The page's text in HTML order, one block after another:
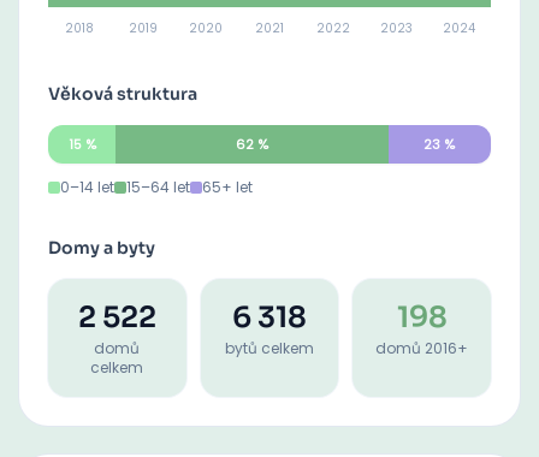
2018 2019 2020 2021 2022 2023 2024
Věková struktura
15% 62 % 23 %
0–14 let 15–64 let 65+ let
Domy a byty
2 522
domů
celkem
6 318
bytů celkem
198
domů 2016+